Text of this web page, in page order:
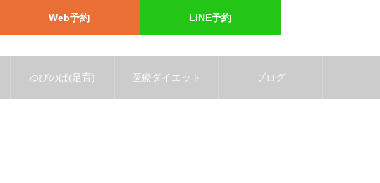
Web予約 LINE予約
ゆびのば(足育) 医療ダイエット ブログ